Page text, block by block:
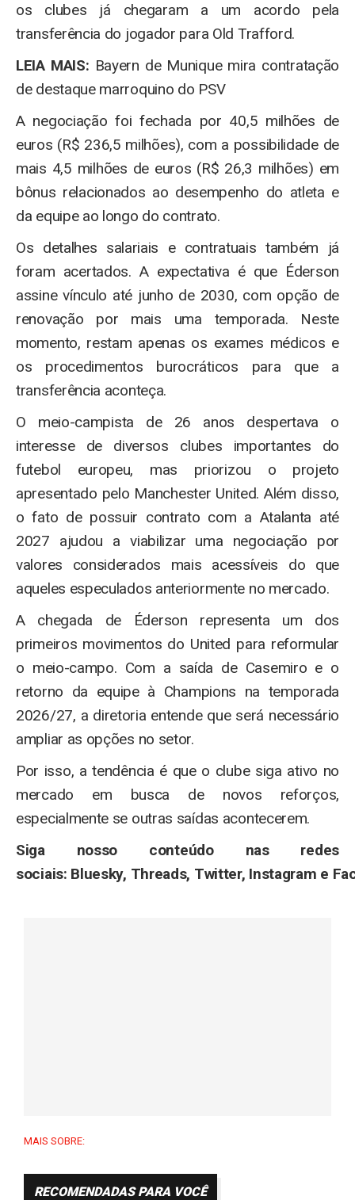
os clubes já chegaram a um acordo pela
transferência do jogador para Old Trafford.
LEIA MAIS: Bayern de Munique mira contratação
de destaque marroquino do PSV
A negociação foi fechada por 40,5 milhões de
euros (R$ 236,5 milhões), com a possibilidade de
mais 4,5 milhões de euros (R$ 26,3 milhões) em
bônus relacionados ao desempenho do atleta e
da equipe ao longo do contrato.
Os detalhes salariais e contratuais também já
foram acertados. A expectativa é que Éderson
assine vínculo até junho de 2030, com opção de
renovação por mais uma temporada. Neste
momento, restam apenas os exames médicos e
os procedimentos burocráticos para que a
transferência aconteça.
O meio-campista de 26 anos despertava o
interesse de diversos clubes importantes do
futebol europeu, mas priorizou o projeto
apresentado pelo Manchester United. Além disso,
o fato de possuir contrato com a Atalanta até
2027 ajudou a viabilizar uma negociação por
valores considerados mais acessíveis do que
aqueles especulados anteriormente no mercado.
A chegada de Éderson representa um dos
primeiros movimentos do United para reformular
o meio-campo. Com a saída de Casemiro e o
retorno da equipe à Champions na temporada
2026/27, a diretoria entende que será necessário
ampliar as opções no setor.
Por isso, a tendência é que o clube siga ativo no
mercado em busca de novos reforços,
especialmente se outras saídas acontecerem.
Siga nosso conteúdo nas redes
sociais: Bluesky, Threads, Twitter, Instagram e
MAIS SOBRE:
RECOMENDADAS PARA VOCÊ